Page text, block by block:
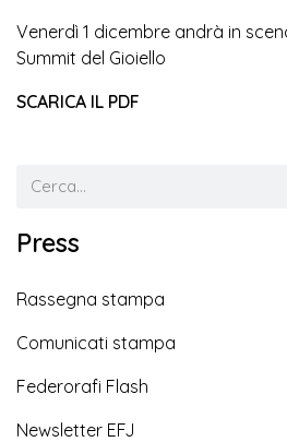
Venerdì 1 dicembre andrà in
Summit del Gioiello
SCARICA IL PDF
Press
Rassegna stampa
Comunicati stampa
Federorafi Flash
Newsletter EFJ